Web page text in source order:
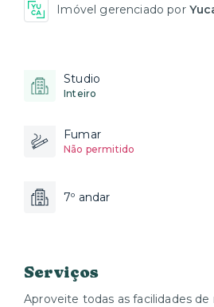
Imóvel gerenciado por
Studio
Inteiro
Fumar
Não permitido
7º andar
Serviços
Aproveite todas as facilidades